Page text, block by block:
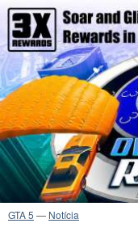
GTA 5 — Notícia